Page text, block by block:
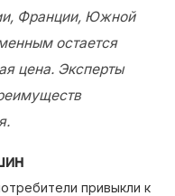
Франции, Южной
остается
цена. Эксперты
привыкли к